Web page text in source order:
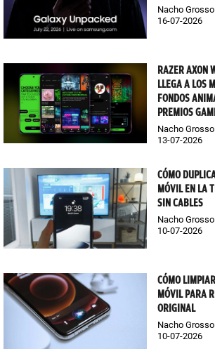
Nacho Grosso
16-07-2026
RAZER AXON
LLEGA A LOS
FONDOS
PREMIOS
Nacho Grosso
13-07-2026
CÓMO
MÓVIL EN LA
SIN CABLES
Nacho Grosso
10-07-2026
CÓMO
MÓVIL PARA
ORIGINAL
Nacho Grosso
10-07-2026